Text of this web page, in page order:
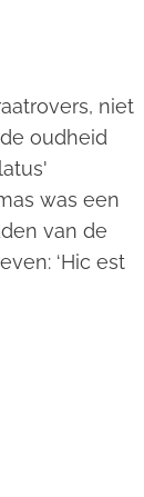
niet
oudheid
was een
van de
‘Hic est